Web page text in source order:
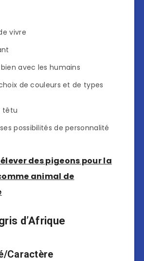
vivre
bien avec les humains
de couleurs et de types
têtu
possibilités de personnalité
des pigeons pour la
animal de
d’Afrique
Caractère